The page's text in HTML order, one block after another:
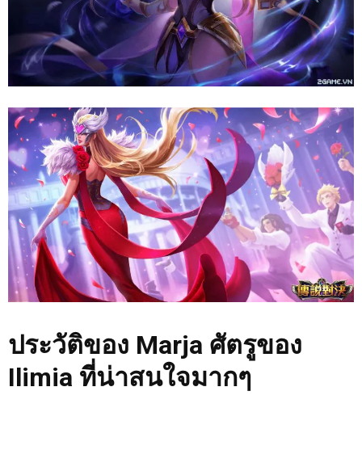
ประวัติของ Marja ศัตรูของ
Ilimia ที่น่าสนใจมากๆ